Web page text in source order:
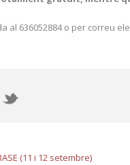
al 636052884 o per correu
(11 i 12 setembre)